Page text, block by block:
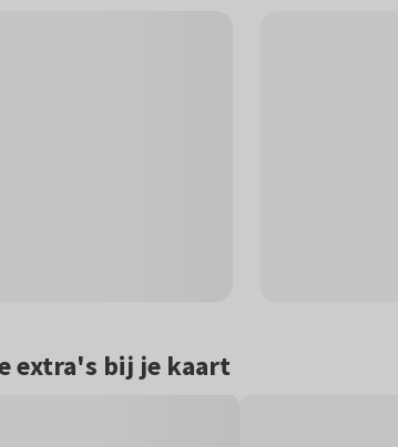
extra's bij je kaart